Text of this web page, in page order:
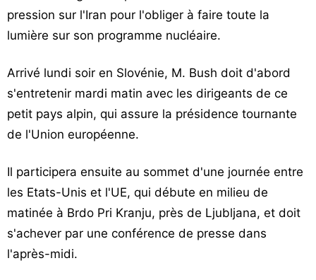
Vos
chroniques
Les
bonnes
adresses
pression sur l'Iran pour l'obliger à faire toute la
lumière sur son programme nucléaire.
Arrivé lundi soir en Slovénie, M. Bush doit d'abord
s'entretenir mardi matin avec les dirigeants de ce
petit pays alpin, qui assure la présidence tournante
de l'Union européenne.
Il participera ensuite au sommet d'une journée entre
les Etats-Unis et l'UE, qui débute en milieu de
matinée à Brdo Pri Kranju, près de Ljubljana, et doit
s'achever par une conférence de presse dans
l'après-midi.